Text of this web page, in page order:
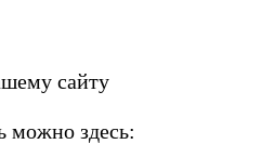
сайту
можно здесь: